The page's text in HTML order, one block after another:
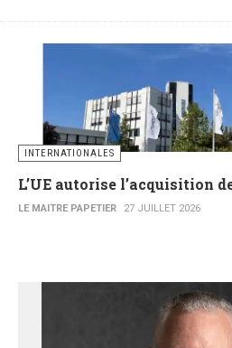
INTERNATIONALES
L’UE autorise l’acquisition
LE MAITRE PAPETIER 27 JUILLET 2026